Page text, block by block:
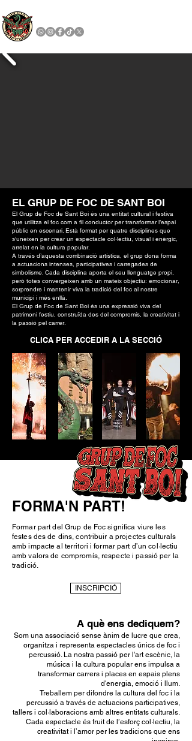
EL GRUP DE FOC DE SANT BOI
El Grup de Foc de Sant Boi és una entitat cultural i festiva
que utilitza el foc com a fil conductor per transformar l’espai
públic en escenari. Està format per quatre disciplines que
s’uneixen per crear un espectacle col·lectiu, visual i enèrgic,
arrelat en la cultura popular.
A través d’aquesta combinació artística, el grup dona forma
a actuacions intenses, participatives i carregades de
simbolisme. Cada disciplina aporta el seu llenguatge propi,
però totes convergeixen amb un mateix objectiu: emocionar,
sorprendre i mantenir viva la tradició del foc al nostre
municipi i més enllà.
El Grup de Foc de Sant Boi és una expressió viva del
patrimoni festiu, construïda des del compromís, la creativitat i
la passió pel carrer.
CLICA PER ACCEDIR A LA SECCIÓ
FORMA'N PART!
Formar part del Grup de Foc significa viure les
festes des de dins, contribuir a projectes culturals
amb impacte al territori i formar part d’un col·lectiu
amb valors de compromís, respecte i passió per la
tradició.
INSCRIPCIÓ
A què ens dediquem?
Som una associació sense ànim de lucre que crea,
organitza i representa espectacles únics de foc i
percussió. La nostra passió per l'art escènic, la
música i la cultura popular ens impulsa a
transformar carrers i places en espais plens
d'energia, emoció i llum.
Treballem per difondre la cultura del foc i la
percussió a través de actuacions participatives,
tallers i col·laboracions amb altres entitats culturals.
Cada espectacle és fruit de l’esforç col·lectiu, la
creativitat i l’amor per les tradicions que ens